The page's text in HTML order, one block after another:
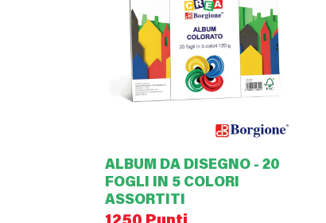
ALBUM DA DISEGNO - 20
FOGLI IN 5 COLORI
ASSORTITI